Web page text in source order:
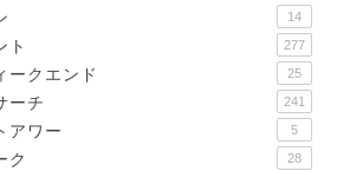
14
ト 277
ークエンド 25
ーチ 241
アワー 5
ク 28